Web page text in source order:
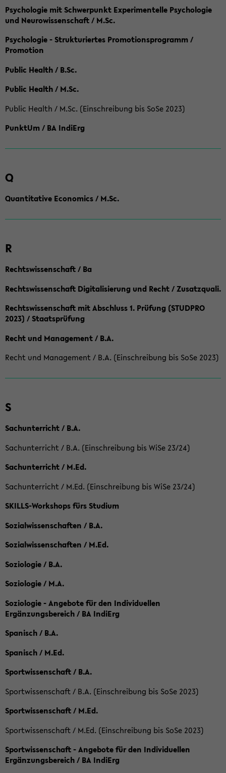
Psychologie mit Schwerpunkt Experimentelle Psychologie
und Neurowissenschaft / M.Sc.
Psychologie - Strukturiertes Promotionsprogramm /
Promotion
Public Health / B.Sc.
Public Health / M.Sc.
Public Health / M.Sc. (Einschreibung bis SoSe 2023)
PunktUm / BA IndiErg
Q
Quantitative Economics / M.Sc.
R
Rechtswissenschaft / Ba
Rechtswissenschaft Digitalisierung und Recht / Zusatzquali.
Rechtswissenschaft mit Abschluss 1. Prüfung (STUDPRO
2023) / Staatsprüfung
Recht und Management / B.A.
Recht und Management / B.A. (Einschreibung bis SoSe 2023)
S
Sachunterricht / B.A.
Sachunterricht / B.A. (Einschreibung bis WiSe 23/24)
Sachunterricht / M.Ed.
Sachunterricht / M.Ed. (Einschreibung bis WiSe 23/24)
SKILLS-Workshops fürs Studium
Sozialwissenschaften / B.A.
Sozialwissenschaften / M.Ed.
Soziologie / B.A.
Soziologie / M.A.
Soziologie - Angebote für den Individuellen
Ergänzungsbereich / BA IndiErg
Spanisch / B.A.
Spanisch / M.Ed.
Sportwissenschaft / B.A.
Sportwissenschaft / B.A. (Einschreibung bis SoSe 2023)
Sportwissenschaft / M.Ed.
Sportwissenschaft / M.Ed. (Einschreibung bis SoSe 2023)
Sportwissenschaft - Angebote für den Individuellen
Ergänzungsbereich / BA IndiErg